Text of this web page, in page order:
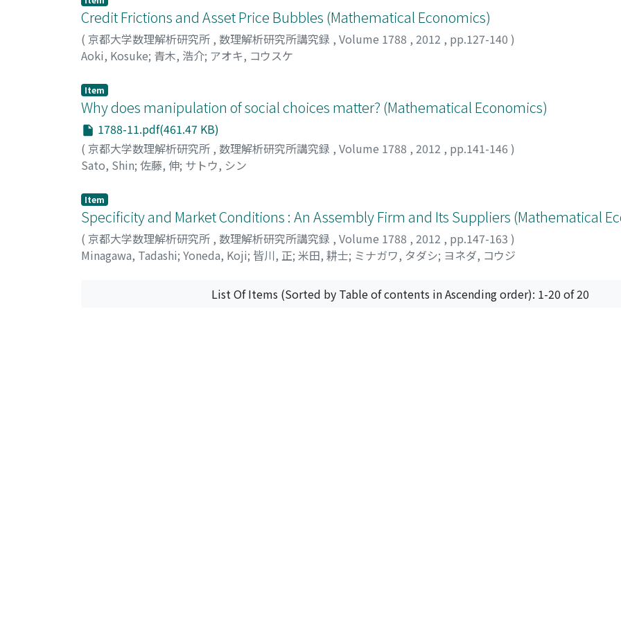
Credit Frictions and Asset Price Bubbles (Mathematical Economics)
( 京都大学数理解析研究所 , 数理解析研究所講究録 , Volume 1788 , 2012 , pp.127-140 )
Aoki, Kosuke; 青木, 浩介; アオキ, コウスケ
Item
Why does manipulation of social choices matter? (Mathematical Economics)
1788-11.pdf(461.47 KB)
( 京都大学数理解析研究所 , 数理解析研究所講究録 , Volume 1788 , 2012 , pp.141-146 )
Sato, Shin; 佐藤, 伸; サトウ, シン
Item
Specificity and Market Conditions : An Assembly Firm and Its Suppliers (Mathematical
( 京都大学数理解析研究所 , 数理解析研究所講究録 , Volume 1788 , 2012 , pp.147-163 )
Minagawa, Tadashi; Yoneda, Koji; 皆川, 正; 米田, 耕士; ミナガワ, タダシ; ヨネダ, コウジ
List Of Items (Sorted by Table of contents in Ascending order): 1-20 of 20